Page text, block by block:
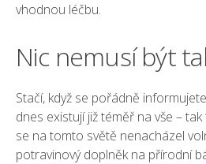
vhodnou léčbu.
Nic nemusí být
Stačí, když se pořádně
dnes existují již téměř na vše –
se na tomto světě nenacházel
potravinový doplněk na přírodní